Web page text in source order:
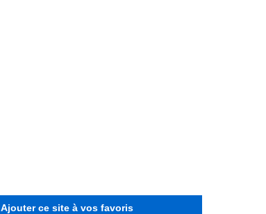
Ajouter ce site à vos favoris